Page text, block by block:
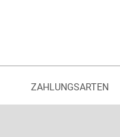
ZAHLUNGSARTEN